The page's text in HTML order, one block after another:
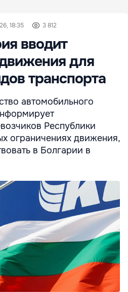
18:35 3 812
вводит
для
транспорта
автомобильного
Республики
ограничениях движения,
в Болгарии в